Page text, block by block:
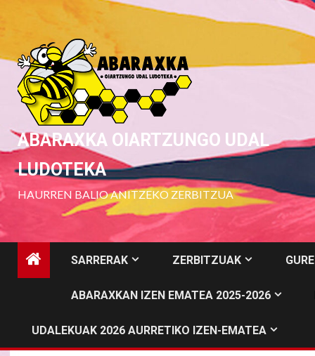
to
content
ABARAXKA OIARTZUNGO UDAL
LUDOTEKA
HAURREN BALIO ANITZEKO ZERBITZUA
SARRERAK ZERBITZUAK
ABARAXKAN IZEN EMATEA 2025-2026
UDALEKUAK 2026 AURRETIKO IZEN-EMATEA